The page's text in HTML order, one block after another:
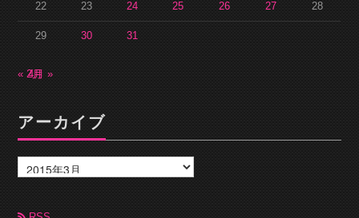
22 23 24 25 26 27 28
29 30 31
« 2月4月 »
アーカイブ
ー
カ
ブ